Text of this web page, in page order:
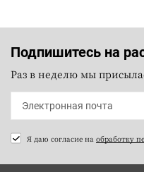
Подпишитесь на
Раз в неделю мы
Я даю согласие на обработку